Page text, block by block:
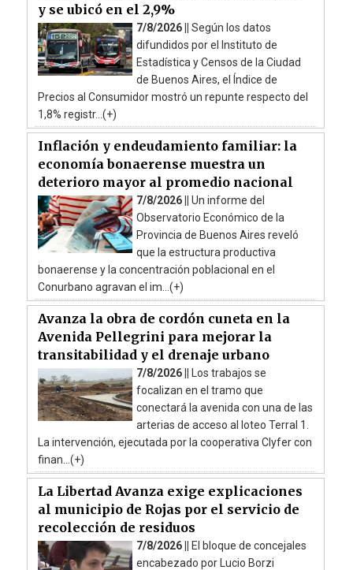
y se ubicó en el 2,9%
7/8/2026 || Según los datos
difundidos por el Instituto de
Estadística y Censos de la Ciudad
de Buenos Aires, el Índice de
Precios al Consumidor mostró un repunte respecto del
1,8% registr...(+)
Inflación y endeudamiento familiar: la
economía bonaerense muestra un
deterioro mayor al promedio nacional
7/8/2026 || Un informe del
Observatorio Económico de la
Provincia de Buenos Aires reveló
que la estructura productiva
bonaerense y la concentración poblacional en el
Conurbano agravan el im...(+)
Avanza la obra de cordón cuneta en la
Avenida Pellegrini para mejorar la
transitabilidad y el drenaje urbano
7/8/2026 || Los trabajos se
focalizan en el tramo que
conectará la avenida con una de las
arterias de acceso al loteo Terral 1.
La intervención, ejecutada por la cooperativa Clyfer con
finan...(+)
La Libertad Avanza exige explicaciones
al municipio de Rojas por el servicio de
recolección de residuos
7/8/2026 || El bloque de concejales
encabezado por Lucio Borzi